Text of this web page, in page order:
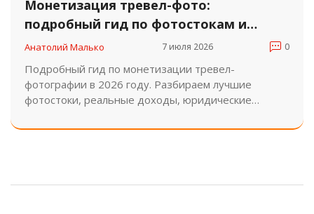
Монетизация тревел-фото:
подробный гид по фотостокам и
конкурсам в 2026 году
Анатолий Малько 7 июля 2026 0
Подробный гид по монетизации тревел-
фотографии в 2026 году. Разбираем лучшие
фотостоки, реальные доходы, юридические
конкурсах.